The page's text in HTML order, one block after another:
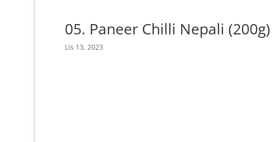
05. Paneer Chilli Nepali (200g)
Lis 13, 2023